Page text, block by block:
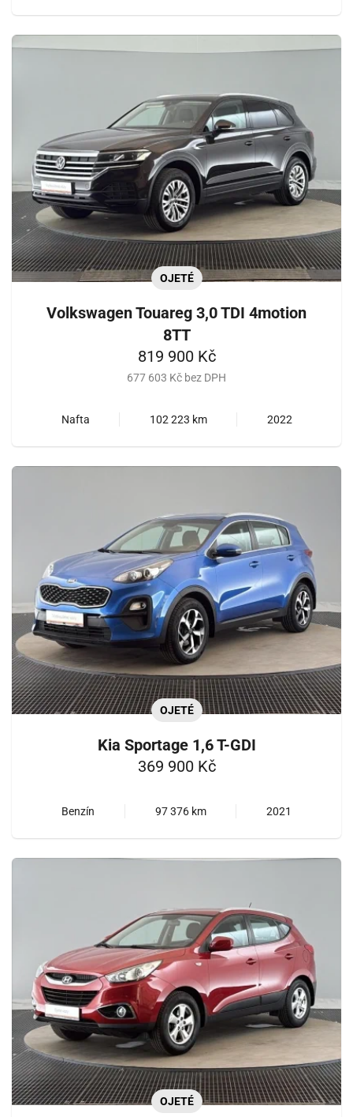
OJETÉ
Volkswagen Touareg 3,0 TDI 4motion
8TT
819 900 Kč
677 603 Kč bez DPH
Nafta 102 223 km 2022
OJETÉ
Kia Sportage 1,6 T-GDI
369 900 Kč
Benzín 97 376 km 2021
OJETÉ